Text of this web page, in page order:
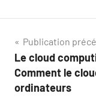
Navigation
de
l’article
Publication
Le cloud
Comment le
ordinateurs